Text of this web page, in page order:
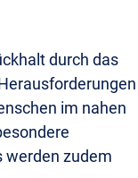
durch das
im nahen
werden zudem